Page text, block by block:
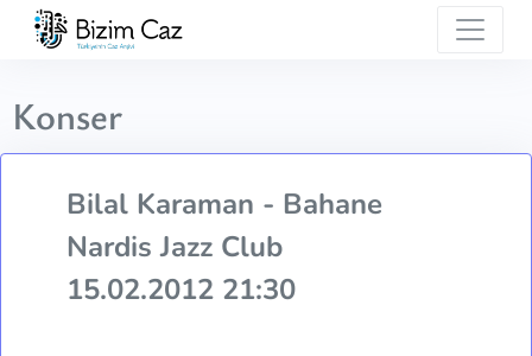
Konser
Bilal Karaman - Bahane
Nardis Jazz Club
15.02.2012 21:30